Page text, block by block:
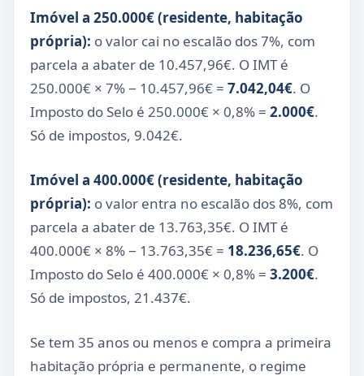
Imóvel a 250.000€ (residente, habitação
própria): o valor cai no escalão dos 7%, com
parcela a abater de 10.457,96€. O IMT é
250.000€ × 7% − 10.457,96€ = 7.042,04€. O
Imposto do Selo é 250.000€ × 0,8% = 2.000€.
Só de impostos, 9.042€.
Imóvel a 400.000€ (residente, habitação
própria): o valor entra no escalão dos 8%, com
parcela a abater de 13.763,35€. O IMT é
400.000€ × 8% − 13.763,35€ = 18.236,65€. O
Imposto do Selo é 400.000€ × 0,8% = 3.200€.
Só de impostos, 21.437€.
Se tem 35 anos ou menos e compra a primeira
habitação própria e permanente, o regime